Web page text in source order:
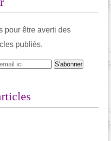
pour être averti des
publiés.